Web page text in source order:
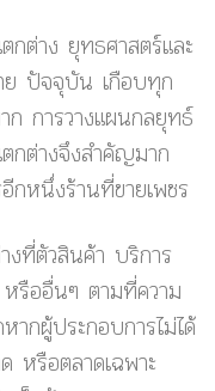
กต่าง ยุทธศาสตร์และ
ย ปัจจุบัน เกือบทุก
ก การวางแผนกลยุทธ์
กต่างจึงสำคัญมาก
กหนึ่งร้านที่ขายเพชร
งที่ตัวสินค้า บริการ
รืออื่นๆ ตามที่ความ
ากผู้ประกอบการไม่ได้
หรือตลาดเฉพาะ